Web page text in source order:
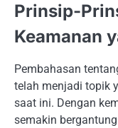
Prinsip-
Keamanan
Pembahasan
telah menjadi topik
saat ini. Dengan
semakin